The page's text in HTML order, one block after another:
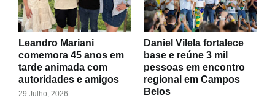
Leandro Mariani
comemora 45 anos em
tarde animada com
autoridades e amigos
29 Julho, 2026
Daniel Vilela fortalece
base e reúne 3 mil
pessoas em encontro
regional em Campos
Belos